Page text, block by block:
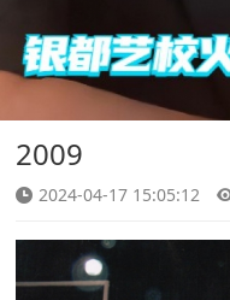
2009
2024-04-17 15:05:12